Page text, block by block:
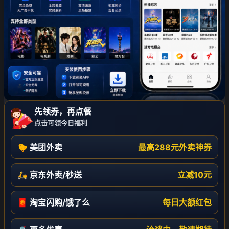
先领券，再点餐
点击可领今日福利
🐤 美团外卖 最高288元外卖神券
🛵 京东外卖/秒送 立减10元
🧧 淘宝闪购/饿了么 每日大额红包